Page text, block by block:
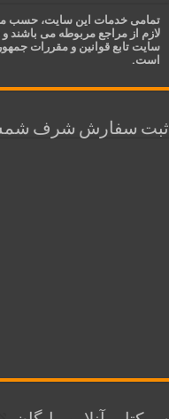
قویترین ذکر
دعای افزایش
تمامی خدمات این سایت، حسب
لازم از مراجع مربوطه می باشند
سایت تابع قوانین و مقررات
است.
ثبت سفارش شرف شمس